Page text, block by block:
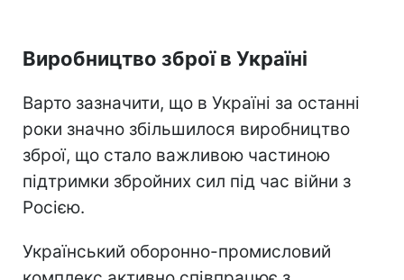
Виробництво зброї в Україні
Варто зазначити, що в Україні за останні
роки значно збільшилося виробництво
зброї, що стало важливою частиною
підтримки збройних сил під час війни з
Росією.
Український оборонно-промисловий